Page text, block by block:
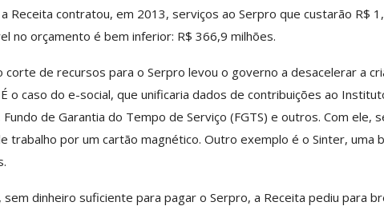
Receita contratou, em 2013, serviços ao Serpro que custarão R$
no orçamento é bem inferior: R$ 366,9 milhões.
corte de recursos para o Serpro levou o governo a desacelerar a
o caso do e-social, que unificaria dados de contribuições ao
Fundo de Garantia do Tempo de Serviço (FGTS) e outros. Com ele,
trabalho por um cartão magnético. Outro exemplo é o Sinter, uma
sem dinheiro suficiente para pagar o Serpro, a Receita pediu para